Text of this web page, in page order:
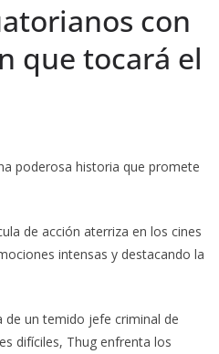
con
que tocará el
poderosa historia que promete
de acción aterriza en los cines
intensas y destacando la
de un temido jefe criminal de
difíciles, Thug enfrenta los